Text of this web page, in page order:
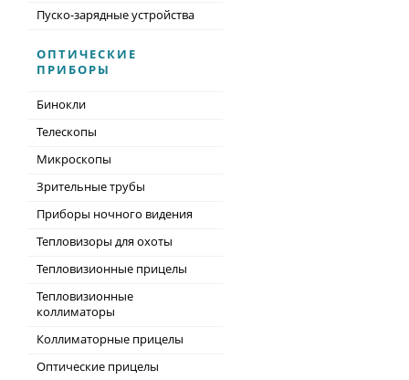
Пуско-зарядные устройства
ОПТИЧЕСКИЕ
ПРИБОРЫ
Бинокли
Телескопы
Микроскопы
Зрительные трубы
Приборы ночного видения
Тепловизоры для охоты
Тепловизионные прицелы
Тепловизионные
коллиматоры
Коллиматорные прицелы
Оптические прицелы